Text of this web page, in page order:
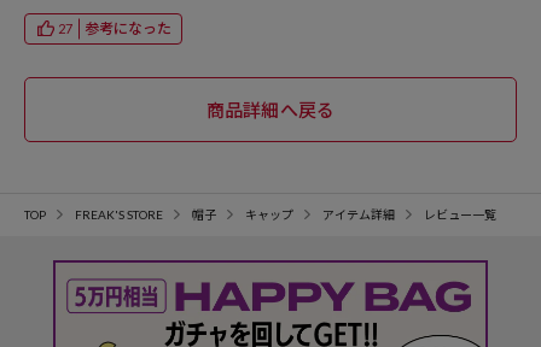
27 参考になった
TOP FREAK'S STORE 帽子 キャップ アイテム詳細 レビュー一覧